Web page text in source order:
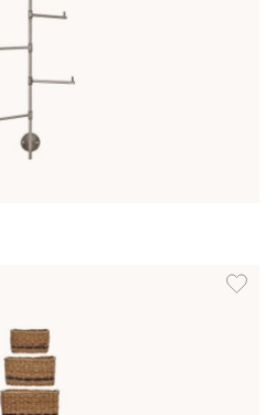
Finns även i dessa färger:
Lägg